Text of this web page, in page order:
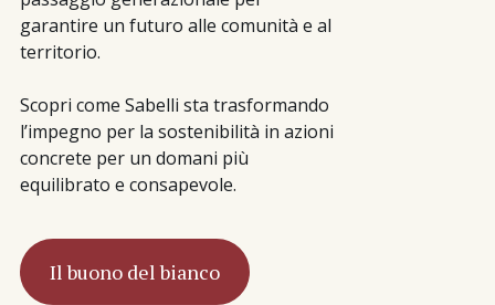
garantire un futuro alle comunità e al
territorio.
Scopri come Sabelli sta trasformando
l’impegno per la sostenibilità in azioni
concrete per un domani più
equilibrato e consapevole.
Il buono del bianco